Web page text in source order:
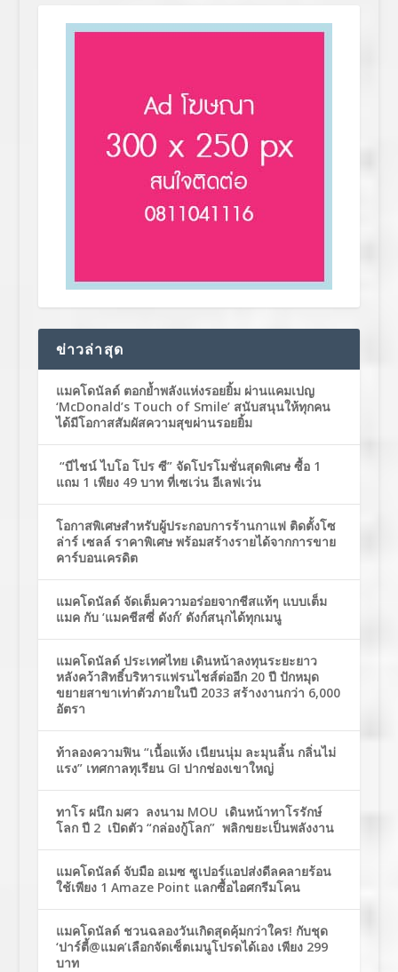
ข่าวล่าสุด
แมคโดนัลด์ ตอกย้ำพลังแห่งรอยยิ้ม ผ่านแคมเปญ
‘McDonald’s Touch of Smile’ สนับสนุนให้ทุกคน
ได้มีโอกาสสัมผัสความสุขผ่านรอยยิ้ม
“บีไชน์ ไบโอ โปร ซี” จัดโปรโมชั่นสุดพิเศษ ซื้อ 1
แถม 1 เพียง 49 บาท ที่เซเว่น อีเลฟเว่น
โอกาสพิเศษสำหรับผู้ประกอบการร้านกาแฟ ติดตั้งโซ
ล่าร์ เซลล์ ราคาพิเศษ พร้อมสร้างรายได้จากการขาย
คาร์บอนเครดิต
แมคโดนัลด์ จัดเต็มความอร่อยจากชีสแท้ๆ แบบเต็ม
แมค กับ ‘แมคชีสซี่ ดังก์’ ดังก์สนุกได้ทุกเมนู
แมคโดนัลด์ ประเทศไทย เดินหน้าลงทุนระยะยาว
หลังคว้าสิทธิ์บริหารแฟรนไชส์ต่ออีก 20 ปี ปักหมุด
ขยายสาขาเท่าตัวภายในปี 2033 สร้างงานกว่า 6,000
อัตรา
ท้าลองความฟิน “เนื้อแห้ง เนียนนุ่ม ละมุนลิ้น กลิ่นไม่
แรง” เทศกาลทุเรียน GI ปากช่องเขาใหญ่
ทาโร ผนึก มศว ลงนาม MOU เดินหน้าทาโรรักษ์
โลก ปี 2 เปิดตัว “กล่องกู้โลก” พลิกขยะเป็นพลังงาน
แมคโดนัลด์ จับมือ อเมซ ซูเปอร์แอปส่งดีลคลายร้อน
ใช้เพียง 1 Amaze Point แลกซื้อไอศกรีมโคน
แมคโดนัลด์ ชวนฉลองวันเกิดสุดคุ้มกว่าใคร! กับชุด
‘ปาร์ตี้@แมค’เลือกจัดเซ็ตเมนูโปรดได้เอง เพียง 299
บาท